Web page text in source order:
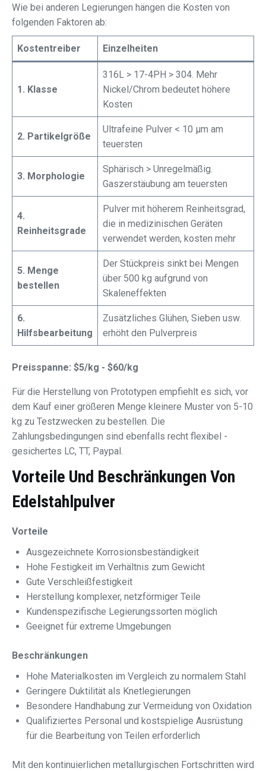
Wie bei anderen Legierungen hängen die Kosten von
folgenden Faktoren ab:
Kostentreiber Einzelheiten
1. Klasse
316L > 17-4PH > 304. Mehr
Nickel/Chrom bedeutet höhere
Kosten
2. Partikelgröße
Ultrafeine Pulver < 10 μm am
teuersten
3. Morphologie
Sphärisch > Unregelmäßig.
Gaszerstäubung am teuersten
4.
Reinheitsgrade
Pulver mit höherem Reinheitsgrad,
die in medizinischen Geräten
verwendet werden, kosten mehr
5. Menge
bestellen
Der Stückpreis sinkt bei Mengen
über 500 kg aufgrund von
Skaleneffekten
6.
Hilfsbearbeitung
Zusätzliches Glühen, Sieben usw.
erhöht den Pulverpreis
Preisspanne: $5/kg - $60/kg
Für die Herstellung von Prototypen empfiehlt es sich, vor
dem Kauf einer größeren Menge kleinere Muster von 5-10
kg zu Testzwecken zu bestellen. Die
Zahlungsbedingungen sind ebenfalls recht flexibel -
gesichertes LC, TT, Paypal.
Vorteile Und Beschränkungen Von
Edelstahlpulver
Vorteile
Ausgezeichnete Korrosionsbeständigkeit
Hohe Festigkeit im Verhältnis zum Gewicht
Gute Verschleißfestigkeit
Herstellung komplexer, netzförmiger Teile
Kundenspezifische Legierungssorten möglich
Geeignet für extreme Umgebungen
Beschränkungen
Hohe Materialkosten im Vergleich zu normalem Stahl
Geringere Duktilität als Knetlegierungen
Besondere Handhabung zur Vermeidung von Oxidation
Qualifiziertes Personal und kostspielige Ausrüstung
für die Bearbeitung von Teilen erforderlich
Mit den kontinuierlichen metallurgischen Fortschritten wird